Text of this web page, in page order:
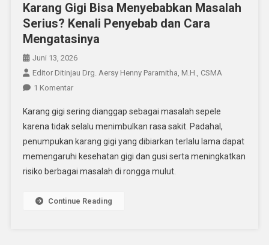
Karang Gigi Bisa Menyebabkan Masalah
Serius? Kenali Penyebab dan Cara
Mengatasinya
Juni 13, 2026
Editor Ditinjau Drg. Aersy Henny Paramitha, M.H., CSMA
1 KomentarPada
Gigi
Bisa
Menyebabkan
Masalah
Serius?
Penyebab
Karang gigi sering dianggap sebagai masalah sepele
karena tidak selalu menimbulkan rasa sakit. Padahal,
penumpukan karang gigi yang dibiarkan terlalu lama dapat
memengaruhi kesehatan gigi dan gusi serta meningkatkan
risiko berbagai masalah di rongga mulut.
Continue Reading